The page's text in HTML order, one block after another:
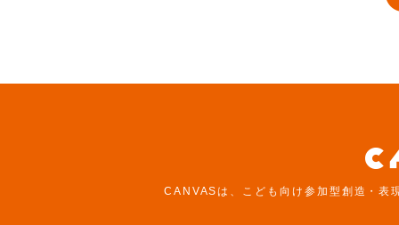
CANVASは、こども向け参加型創造・表